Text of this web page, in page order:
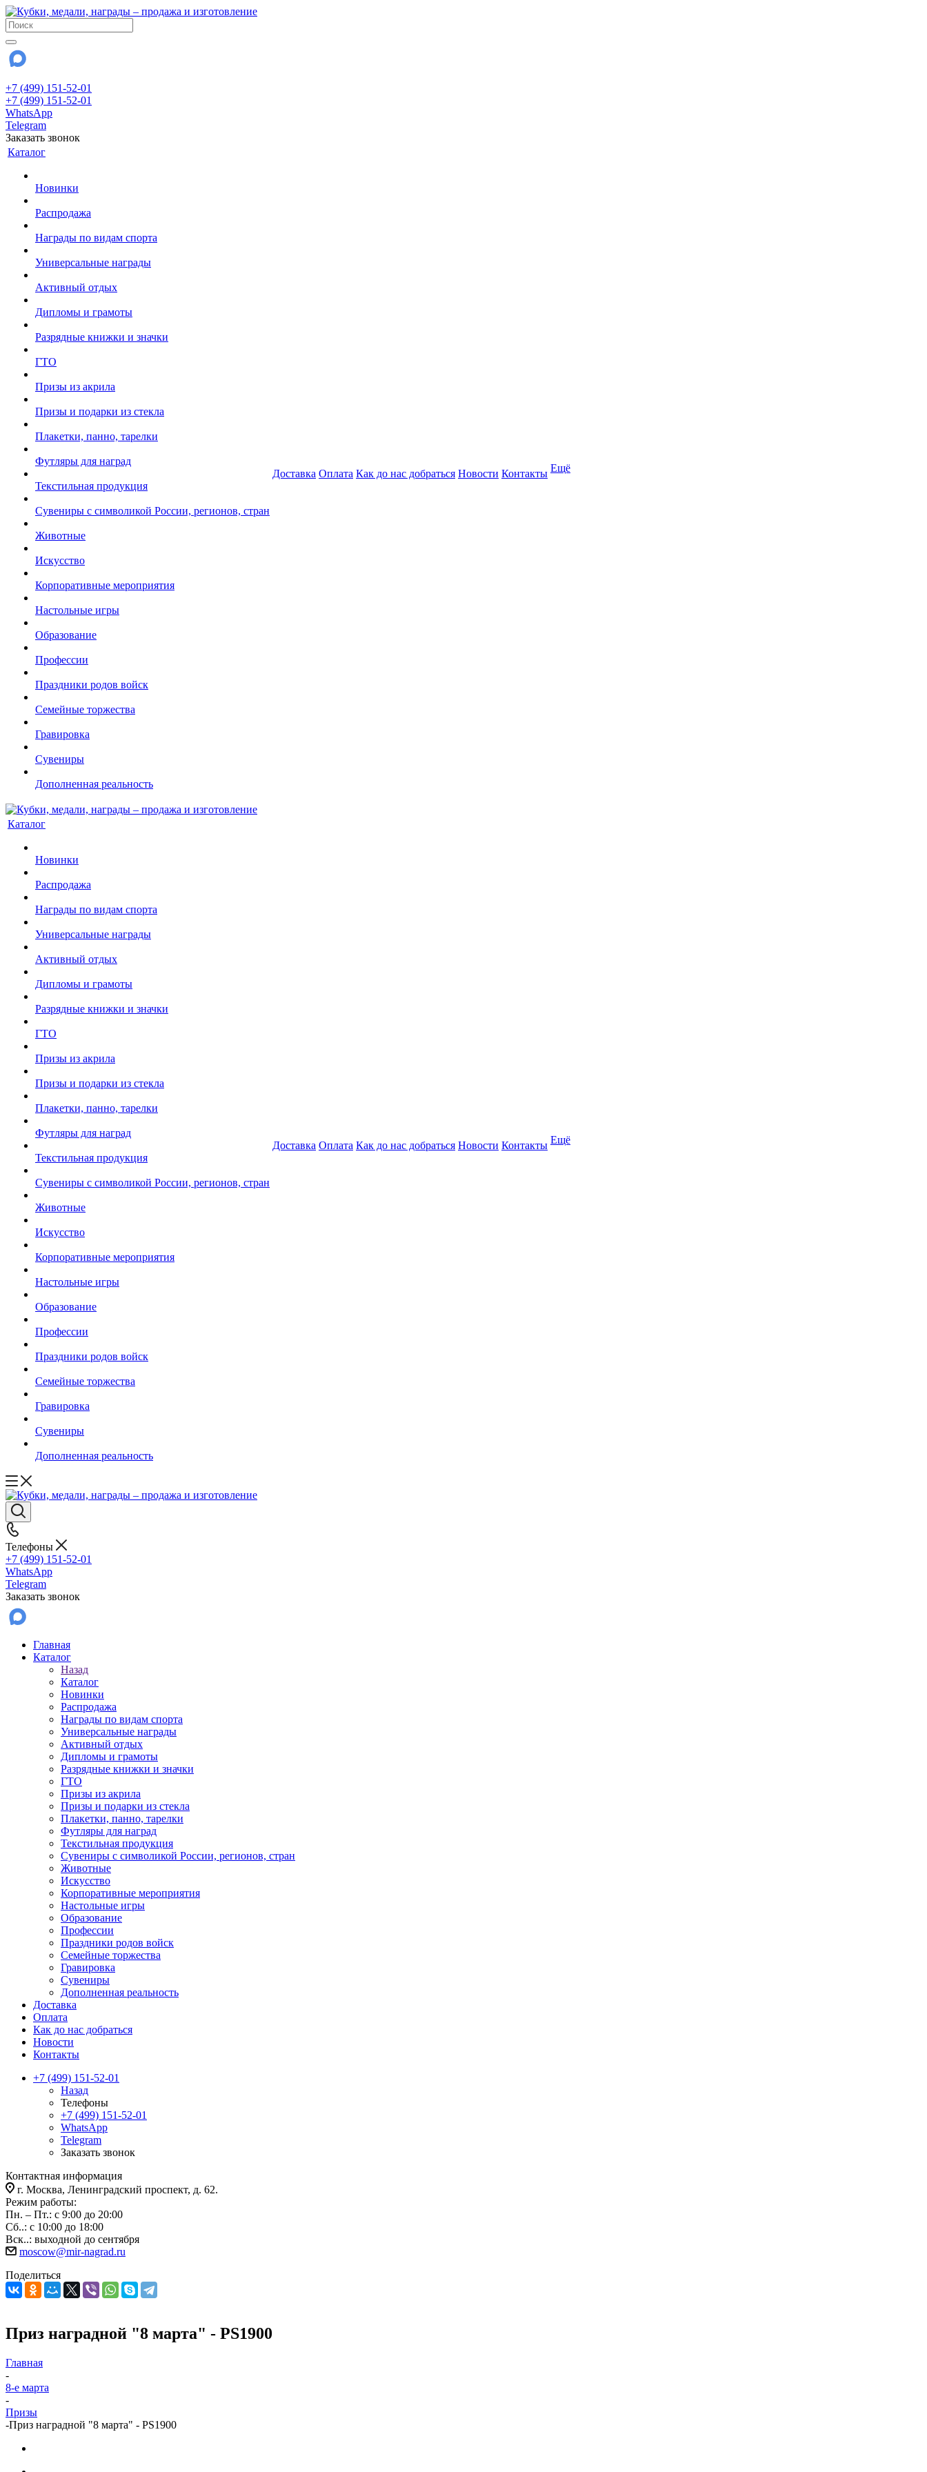
+7 (499) 151-52-01
+7 (499) 151-52-01
WhatsApp
Telegram
Заказать звонок
Каталог
Новинки
Распродажа
Награды по видам спорта
Универсальные награды
Активный отдых
Дипломы и грамоты
Разрядные книжки и значки
ГТО
Призы из акрила
Призы и подарки из стекла
Плакетки, панно, тарелки
Футляры для наград
Текстильная продукция
Сувениры с символикой России, регионов, стран
Животные
Искусство
Корпоративные мероприятия
Настольные игры
Образование
Профессии
Праздники родов войск
Семейные торжества
Гравировка
Сувениры
Дополненная реальность
Доставка Оплата Как до нас добраться Новости Контакты Ещё
Каталог
Новинки
Распродажа
Награды по видам спорта
Универсальные награды
Активный отдых
Дипломы и грамоты
Разрядные книжки и значки
ГТО
Призы из акрила
Призы и подарки из стекла
Плакетки, панно, тарелки
Футляры для наград
Текстильная продукция
Сувениры с символикой России, регионов, стран
Животные
Искусство
Корпоративные мероприятия
Настольные игры
Образование
Профессии
Праздники родов войск
Семейные торжества
Гравировка
Сувениры
Дополненная реальность
Доставка Оплата Как до нас добраться Новости Контакты Ещё
Телефоны
+7 (499) 151-52-01
WhatsApp
Telegram
Заказать звонок
Главная
Каталог
Назад
Каталог
Новинки
Распродажа
Награды по видам спорта
Универсальные награды
Активный отдых
Дипломы и грамоты
Разрядные книжки и значки
ГТО
Призы из акрила
Призы и подарки из стекла
Плакетки, панно, тарелки
Футляры для наград
Текстильная продукция
Сувениры с символикой России, регионов, стран
Животные
Искусство
Корпоративные мероприятия
Настольные игры
Образование
Профессии
Праздники родов войск
Семейные торжества
Гравировка
Сувениры
Дополненная реальность
Доставка
Оплата
Как до нас добраться
Новости
Контакты
+7 (499) 151-52-01
Назад
Телефоны
+7 (499) 151-52-01
WhatsApp
Telegram
Заказать звонок
Контактная информация
г. Москва, Ленинградский проспект, д. 62.
Режим работы:
Пн. – Пт.: с 9:00 до 20:00
Сб..: с 10:00 до 18:00
Вск..: выходной до сентября
moscow@mir-nagrad.ru
Поделиться
Приз наградной "8 марта" - PS1900
Главная
-
8-е марта
-
Призы
-Приз наградной "8 марта" - PS1900